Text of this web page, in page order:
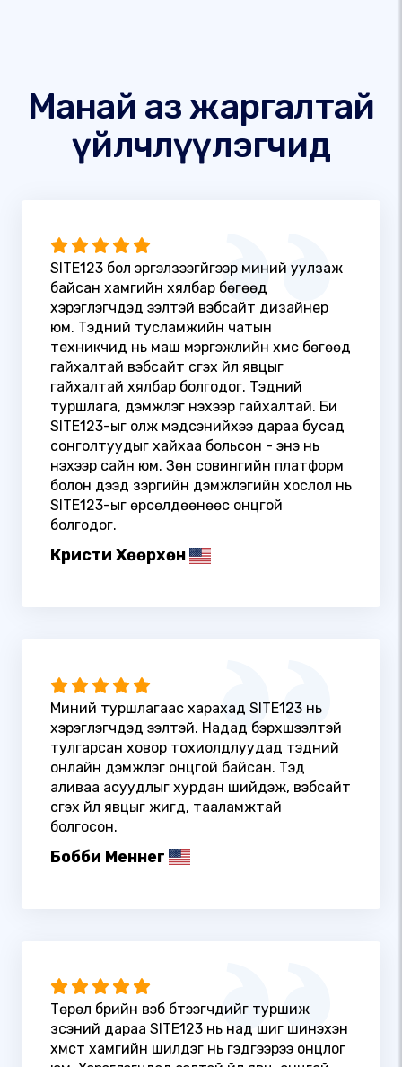
Манай аз жаргалтай
үйлчлүүлэгчид
SITE123 бол эргэлзээгүйгээр миний уулзаж
байсан хамгийн хялбар бөгөөд
хэрэглэгчдэд ээлтэй вэбсайт дизайнер
юм. Тэдний тусламжийн чатын
техникчид нь маш мэргэжлийн хүмүүс бөгөөд
гайхалтай вэбсайт үүсгэх үйл явцыг
гайхалтай хялбар болгодог. Тэдний
туршлага, дэмжлэг үнэхээр гайхалтай. Би
SITE123-ыг олж мэдсэнийхээ дараа бусад
сонголтуудыг хайхаа больсон - энэ нь
үнэхээр сайн юм. Зөн совингийн платформ
болон дээд зэргийн дэмжлэгийн хослол нь
SITE123-ыг өрсөлдөөнөөс онцгой
болгодог.
Кристи Хөөрхөн
Миний туршлагаас харахад SITE123 нь
хэрэглэгчдэд ээлтэй. Надад бэрхшээлтэй
тулгарсан ховор тохиолдлуудад тэдний
онлайн дэмжлэг онцгой байсан. Тэд
аливаа асуудлыг хурдан шийдэж, вэбсайт
үүсгэх үйл явцыг жигд, тааламжтай
болгосон.
Бобби Меннег
Төрөл бүрийн вэб бүтээгчдийг туршиж
үзсэний дараа SITE123 нь над шиг шинэхэн
хүмүүст хамгийн шилдэг нь гэдгээрээ онцлог